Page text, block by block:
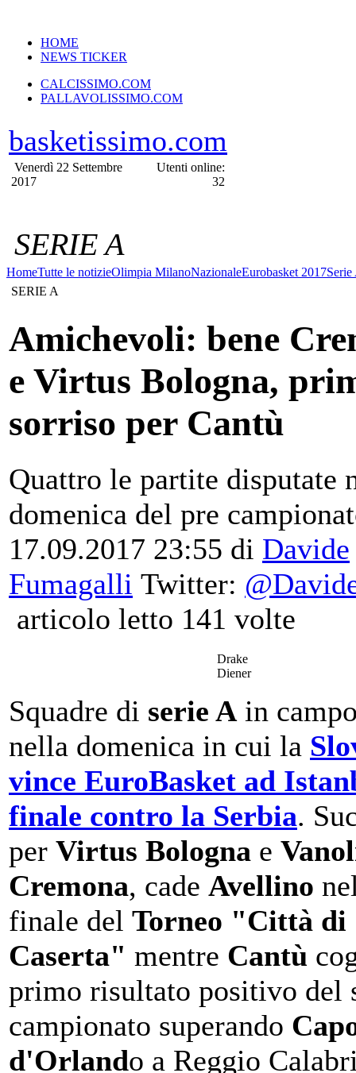
HOME
NEWS TICKER
CALCISSIMO.COM
PALLAVOLISSIMO.COM
basketissimo.com
Venerdì 22 Settembre
2017
Utenti online:
32
SERIE A
HomeTutte le notizieOlimpia MilanoNazionaleEurobasket 2017Serie
SERIE A
Amichevoli: bene
e Virtus Bologna,
sorriso per Cantù
Quattro le partite disputate
domenica del pre
17.09.2017 23:55 di Davide
Fumagalli Twitter:
articolo letto 141 volte
Drake
Diener
Squadre di serie A in
nella domenica in cui la
vince EuroBasket ad
finale contro la Serbia.
per Virtus Bologna e
Cremona, cade Avellino
finale del Torneo "Città di
Caserta" mentre Cantù
primo risultato positivo del
campionato superando
d'Orlando a Reggio